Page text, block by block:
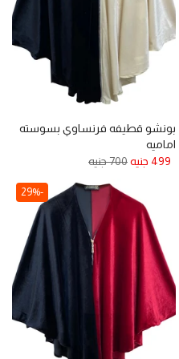
بونشو قطيفه فرنساوي بسوسته
اماميه
499 جنيه
700 جنيه
-29%